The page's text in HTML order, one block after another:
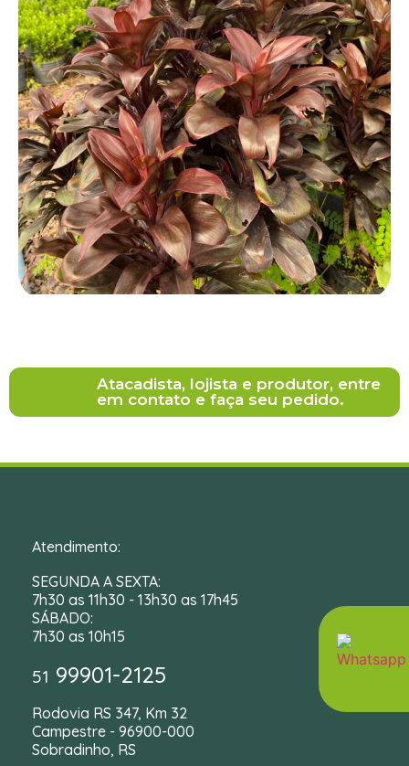
Atacadista, lojista e produtor, entre
em contato e faça seu pedido.
Atendimento:
SEGUNDA A SEXTA:
7h30 as 11h30 - 13h30 as 17h45
SÁBADO:
7h30 as 10h15
51 99901-2125
Rodovia RS 347, Km 32
Campestre - 96900-000
Sobradinho, RS